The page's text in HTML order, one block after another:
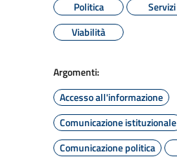
Politica
Servizi
Viabilità
Argomenti:
Accesso all'informazione
Comunicazione istituzionale
Comunicazione politica